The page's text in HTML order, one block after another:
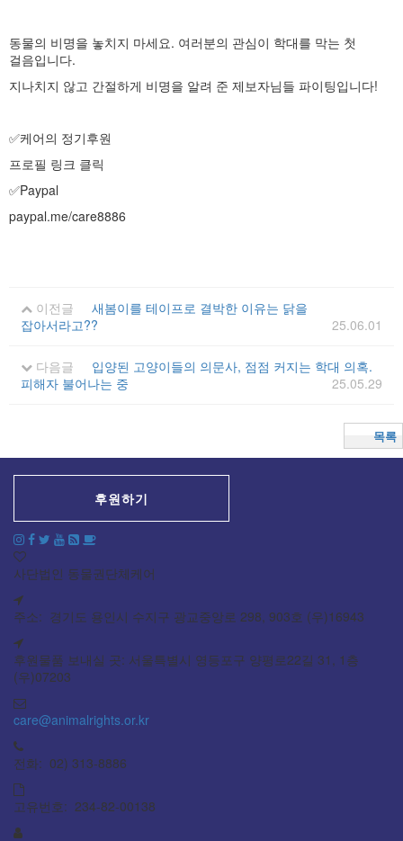
동물의 비명을 놓치지 마세요. 여러분의 관심이 학대를 막는 첫
걸음입니다.
지나치지 않고 간절하게 비명을 알려 준 제보자님들 파이팅입니다!
✅케어의 정기후원
프로필 링크 클릭
✅Paypal
paypal.me/care8886
이전글
새봄이를 테이프로 결박한 이유는 닭을
잡아서라고??
25.06.01
다음글
입양된 고양이들의 의문사, 점점 커지는 학대 의혹.
피해자 불어나는 중
25.05.29
목록
후원하기
사단법인 동물권단체케어
주소: 경기도 용인시 수지구 광교중앙로 298, 903호 (우)16943
후원물품 보내실 곳: 서울특별시 영등포구 양평로22길 31, 1층
(우)07203
care@animalrights.or.kr
전화: 02) 313-8886
고유번호: 234-82-00138